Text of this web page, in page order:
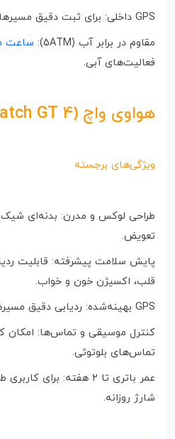
GPS داخلی: برای ثبت دقیق مسیرها بدون نیاز به گوشی.
مقاوم در برابر آب (5ATM):
ساعت
فعالیت‌های آبی.
هواوی واچ GT 4 (Huawei Watch GT 4)
ویژگی‌های برجسته
طراحی لوکس و مدرن: بدنه‌ای شیک
تعویض.
پایش سلامت پیشرفته: قابلیت
قلب، اکسیژن خون و خواب.
GPS بهینه‌شده: ردیابی دقیق مسیرها و فعالیت‌های ورزشی.
کنترل موسیقی و تماس‌ها: امکان
تماس‌های بلوتوثی.
عمر باتری تا ۲ هفته:
شارژ روزانه.